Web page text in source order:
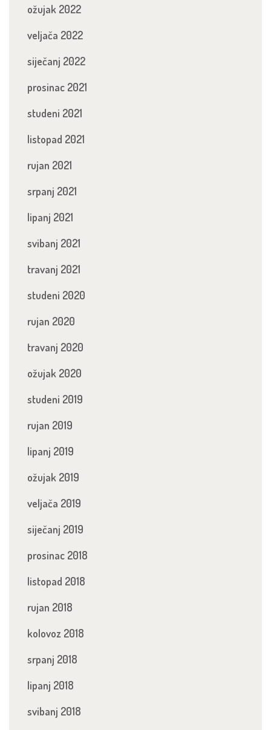
ožujak 2022
veljača 2022
siječanj 2022
prosinac 2021
studeni 2021
listopad 2021
rujan 2021
srpanj 2021
lipanj 2021
svibanj 2021
travanj 2021
studeni 2020
rujan 2020
travanj 2020
ožujak 2020
studeni 2019
rujan 2019
lipanj 2019
ožujak 2019
veljača 2019
siječanj 2019
prosinac 2018
listopad 2018
rujan 2018
kolovoz 2018
srpanj 2018
lipanj 2018
svibanj 2018